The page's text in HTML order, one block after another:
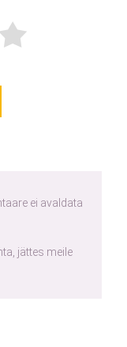
ei avaldata
jättes meile